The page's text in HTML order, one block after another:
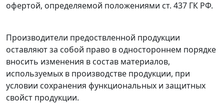
офертой, определяемой положениями ст. 437 ГК РФ.
Производители предоствленной продукции
оставляют за собой право в одностороннем порядке
вносить изменения в состав материалов,
используемых в производстве продукции, при
условии сохранения функциональных и защитных
свойст продукции.